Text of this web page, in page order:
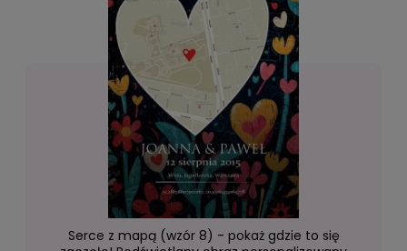
Serce z mapą (wzór 8) - pokaż gdzie to się